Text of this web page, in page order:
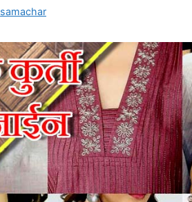
samachar